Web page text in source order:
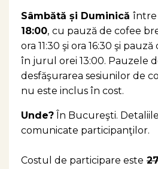
Sâmbătă și Duminică între
18:00, cu pauză de cofee
ora 11:30 şi ora 16:30 şi
în jurul orei 13:00. Pauzele
desfăşurarea sesiunilor de
nu este inclus în cost.
Unde? În Bucureşti.
comunicate participanţilor.
Costul de participare este